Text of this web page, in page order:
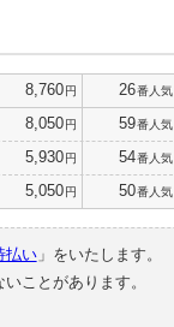
8,760円 26番人気
8,050円 59番人気
5,930円 54番人気
5,050円 50番人気
払い」をいたします。
ことがあります。